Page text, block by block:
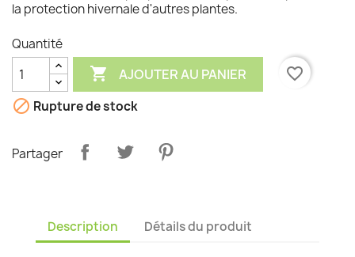
la protection hivernale d'autres plantes.
Quantité
 AJOUTER AU PANIER
favorite_border
 Rupture de stock
Partager
Description Détails du produit